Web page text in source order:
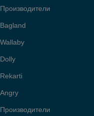
Производители
Bagland
Wallaby
Dolly
Rekarti
Angry
Производители